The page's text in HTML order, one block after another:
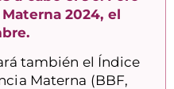
2024, el
también el Índice
Materna (BBF,